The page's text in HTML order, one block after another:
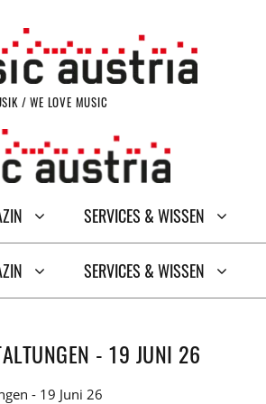
/ WE LOVE MUSIC
SERVICES & WISSEN
SERVICES & WISSEN
- 19 JUNI 26
- 19 Juni 26